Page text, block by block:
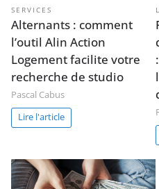
SERVICES
Alternants : comment
l’outil Alin Action
Logement facilite votre
recherche de studio
Pascal Cabus
Lire l'article